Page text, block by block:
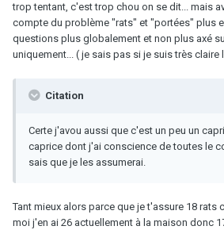
trop tentant, c'est trop chou on se dit... mais
compte du problème "rats" et "portées" plus
questions plus globalement et non plus axé
uniquement... ( je sais pas si je suis très claire
Citation
Certe j'avou aussi que c'est un peu un
caprice dont j'ai conscience de toutes le
sais que je les assumerai.
Tant mieux alors parce que je t'assure 18 rats
moi j'en ai 26 actuellement à la maison donc